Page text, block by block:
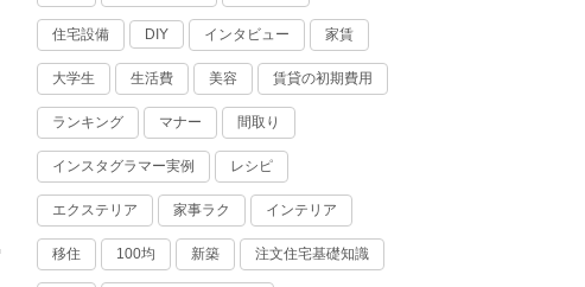
住宅設備 DIY インタビュー 家賃
大学生 生活費 美容 賃貸の初期費用
ランキング マナー 間取り
インスタグラマー実例 レシピ
エクステリア 家事ラク インテリア
移住 100均 新築 注文住宅基礎知識